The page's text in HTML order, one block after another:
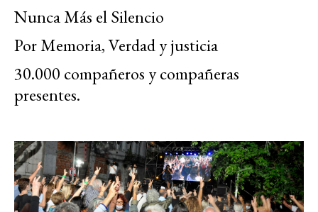
Nunca Más el Silencio
Por Memoria, Verdad y justicia
30.000 compañeros y compañeras
presentes.